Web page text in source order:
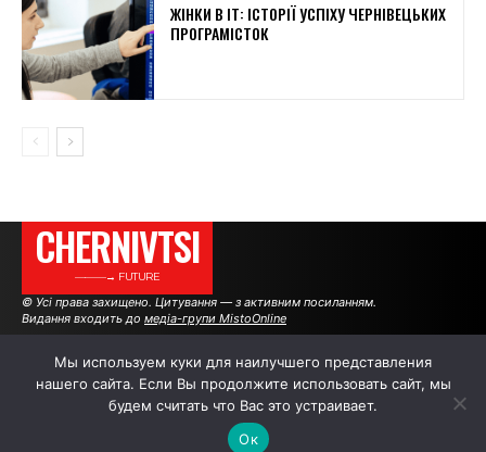
ЖІНКИ В ІТ: ІСТОРІЇ УСПІХУ ЧЕРНІВЕЦЬКИХ
ПРОГРАМІСТОК
CHERNIVTSI
———→ FUTURE
© Усі права захищено. Цитування — з активним посиланням.
Видання входить до медіа-групи MistoOnline
АВТОРИ РЕКЛАМА НА САЙТІ
Мы используем куки для наилучшего представления
нашего сайта. Если Вы продолжите использовать сайт, мы
будем считать что Вас это устраивает.
Ок